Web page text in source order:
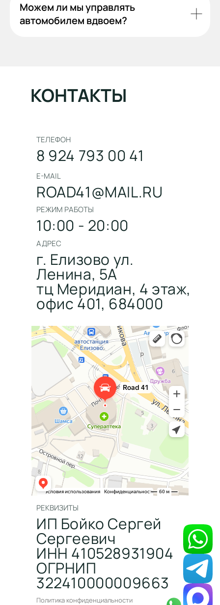
Можем ли мы управлять
автомобилем вдвоем?
8 924 793 00 41
ТЕЛЕФОН
10:00 - 20:00
РЕЖИМ РАБОТЫ
РЕКВИЗИТЫ
ИП Бойко Сергей
Сергеевич
ИНН 410528931904
ОГРНИП
322410000009663
АДРЕС
г. Елизово ул.
Ленина, 5А
тц Меридиан, 4 этаж,
офис 401, 684000
КОНТАКТЫ
Политика конфиденциальности
ROAD41@MAIL.RU
E-MAIL